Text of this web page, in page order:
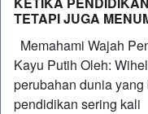
TETAPI JUGA
Memahami Wajah
Kayu Putih Oleh:
perubahan dunia
pendidikan sering kali